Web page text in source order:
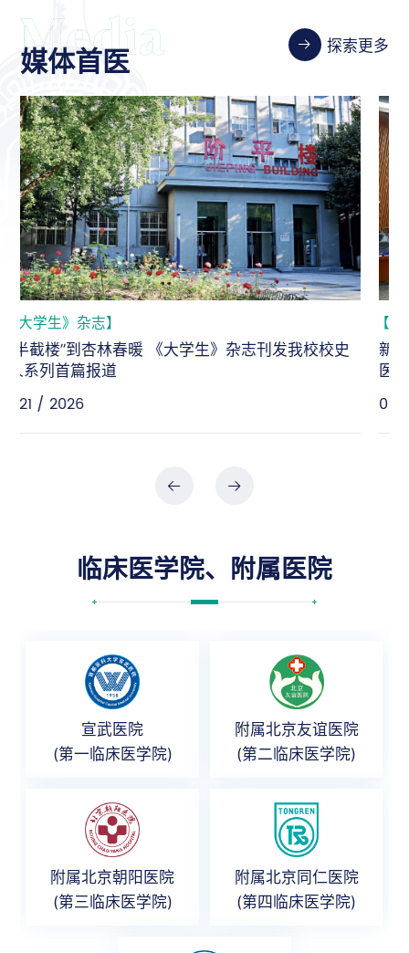
媒体首医 探索更多
【新华社】
新华社：坚守人民至上，为“健康中国”建设持续输出首
医智慧
06-18 / 2026
临床医学院、附属医院
宣武医院
(第一临床医学院)
附属北京友谊医院
(第二临床医学院)
附属北京朝阳医院
(第三临床医学院)
附属北京同仁医院
(第四临床医学院)